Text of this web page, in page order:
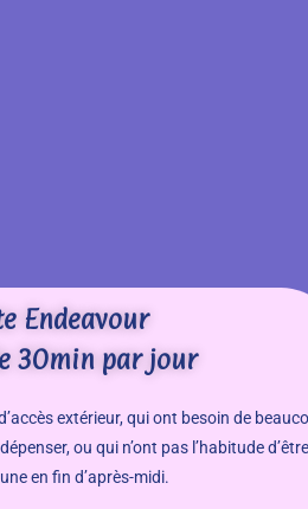
Endeavour
30min par jour
extérieur, qui ont besoin de
ou qui n’ont pas l’habitude d’être
en fin d’après-midi.